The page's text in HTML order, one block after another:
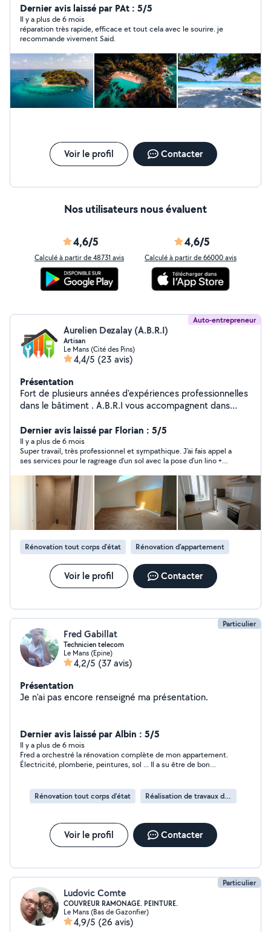
Dernier avis laissé par PAt : 5/5
Il y a plus de 6 mois
réparation très rapide, efficace et tout cela avec le sourire. je
recommande vivement Said.
Voir le profil Contacter
Nos utilisateurs nous évaluent
4,6/5
Calculé à partir de 48731 avis
4,6/5
Calculé à partir de 66000 avis
Auto-entrepreneur
Aurelien Dezalay (A.B.R.I)
Artisan
Le Mans (Cité des Pins)
4,4/5 (23 avis)
Présentation
Fort de plusieurs années d'expériences professionnelles
dans le bâtiment . A.B.R.I vous accompagnent dans
int /ext - Décoration murales - pose de papier peint /
pose de toile de verre / papier a peindre ... - ratissage
de mur - plaquiste & jointeur - carreleur / faïencerie -
pose de sols PVC - pose de sols stratifiés A.B.R.I peux
vous conseiller dans vos choix de matériaux et vous
donnez quelques conseils. Mais travaille aussi avec des
fournitures professionnelles de qualité ( type Seigneurie,
big- mat,... ) . Mais laisse le choix des fournitures aux
clients selon leurs budgets Déplacement et devis
gratuit. Au plaisir de vous accompagner dans votre
projet.
Dernier avis laissé par Florian : 5/5
Il y a plus de 6 mois
Super travail, très professionnel et sympathique. J’ai fais appel a
ses services pour le ragreage d’un sol avec la pose d’un lino +
realiser. Aurelien donne egalement de bon conseil lors des
travaux. Je recommande sans hésiter.
Rénovation tout corps d’état Rénovation d'appartement
Voir le profil Contacter
Particulier
Fred Gabillat
Technicien telecom
Le Mans (Epine)
4,2/5 (37 avis)
Présentation
Je n'ai pas encore renseigné ma présentation.
Dernier avis laissé par Albin : 5/5
Il y a plus de 6 mois
Fred a orchestré la rénovation complète de mon appartement.
Électricité, plomberie, peintures, sol ... Il a su être de bon
sympathique. Je recommande les yeux fermés !
Rénovation tout corps d’état Réalisation de travaux de rénovation
Voir le profil Contacter
Particulier
Ludovic Comte
COUVREUR RAMONAGE. PEINTURE.
Le Mans (Bas de Gazonfier)
4,9/5 (26 avis)